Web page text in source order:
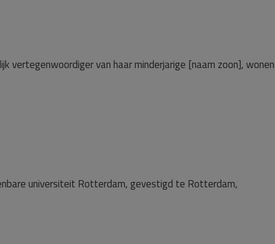
vertegenwoordiger van haar minderjarige [naam zoon],
universiteit Rotterdam, gevestigd te Rotterdam,